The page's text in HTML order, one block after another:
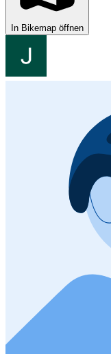
In Bikemap öffnen